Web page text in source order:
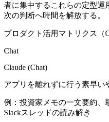
者に集中するこれらの定型運
次の判断へ時間を解放する。
プロダクト活用マトリクス（
Chat
Claude (Chat)
アプリを離れずに行う素早い
例： 投資家メモの一文要約、
Slackスレッドの読み解き